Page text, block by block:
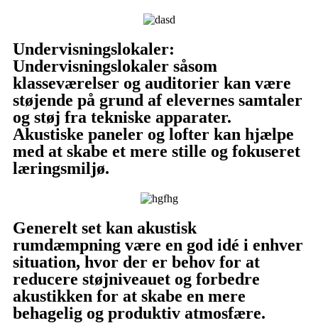
Undervisningslokaler:
Undervisningslokaler såsom
klasseværelser og auditorier kan være
støjende på grund af elevernes samtaler
og støj fra tekniske apparater.
Akustiske paneler og lofter kan hjælpe
med at skabe et mere stille og fokuseret
læringsmiljø.
Generelt set kan akustisk
rumdæmpning være en god idé i enhver
situation, hvor der er behov for at
reducere støjniveauet og forbedre
akustikken for at skabe en mere
behagelig og produktiv atmosfære.